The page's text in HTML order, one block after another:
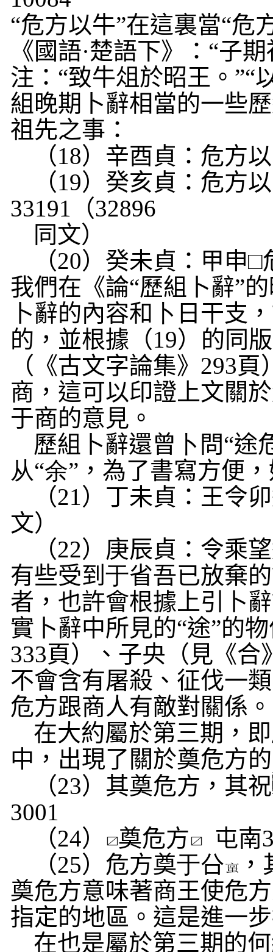
“危方以牛”在這裏當“危
《國語·楚語下》：“子
注：“致牛俎於昭王。”“
組晚期卜辭相當的一些歷
祖先之事：
（18）辛酉貞：危方
（19）癸亥貞：危方
33191
（32896
同文）
（20）癸未貞：甲申□
我們在《論“歷組卜辭”
卜辭的內容和 卜 日干支
的，並根據（19）的同
（《古文字論集》 293頁
商，這可以印證上文關
于商的意見。
歷組卜辭還曾 卜 問“途
从“余”，為了書寫方便
（21）丁未貞：王令
文）
（22）庚辰貞：令乘
有些受到于省吾已放棄
者，也許會根據上引卜
實卜辭中所見的“途”的
333頁）、子央（見《合
不會含有屠殺、征伐一
危方跟商人有敵對關係。
在大約屬於第三期，
中，出現了關於奠危方的
（23）其奠危方，其祝
3001
（24） 奠危方 屯南
（25）危方奠于㕣
奠危方意味著商王使危
指定的地區。這是進一
在也是屬於第三期的